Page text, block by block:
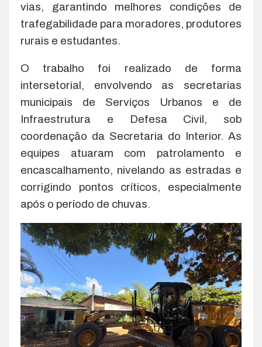
vias, garantindo melhores condições de
trafegabilidade para moradores, produtores
rurais e estudantes.
O trabalho foi realizado de forma
intersetorial, envolvendo as secretarias
municipais de Serviços Urbanos e de
Infraestrutura e Defesa Civil, sob
coordenação da Secretaria do Interior. As
equipes atuaram com patrolamento e
encascalhamento, nivelando as estradas e
corrigindo pontos críticos, especialmente
após o período de chuvas.